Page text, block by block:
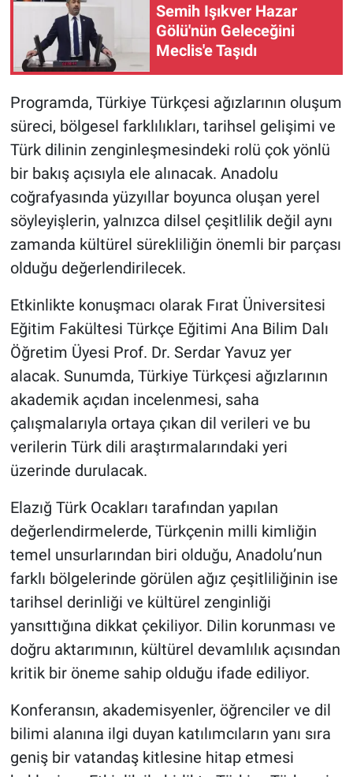
Semih Işıkver Hazar
Gölü'nün Geleceğini
Meclis'e Taşıdı
Programda, Türkiye Türkçesi ağızlarının oluşum
süreci, bölgesel farklılıkları, tarihsel gelişimi ve
Türk dilinin zenginleşmesindeki rolü çok yönlü
bir bakış açısıyla ele alınacak. Anadolu
coğrafyasında yüzyıllar boyunca oluşan yerel
söyleyişlerin, yalnızca dilsel çeşitlilik değil aynı
zamanda kültürel sürekliliğin önemli bir parçası
olduğu değerlendirilecek.
Etkinlikte konuşmacı olarak Fırat Üniversitesi
Eğitim Fakültesi Türkçe Eğitimi Ana Bilim Dalı
Öğretim Üyesi Prof. Dr. Serdar Yavuz yer
alacak. Sunumda, Türkiye Türkçesi ağızlarının
akademik açıdan incelenmesi, saha
çalışmalarıyla ortaya çıkan dil verileri ve bu
verilerin Türk dili araştırmalarındaki yeri
üzerinde durulacak.
Elazığ Türk Ocakları tarafından yapılan
değerlendirmelerde, Türkçenin milli kimliğin
temel unsurlarından biri olduğu, Anadolu’nun
farklı bölgelerinde görülen ağız çeşitliliğinin ise
tarihsel derinliği ve kültürel zenginliği
yansıttığına dikkat çekiliyor. Dilin korunması ve
doğru aktarımının, kültürel devamlılık açısından
kritik bir öneme sahip olduğu ifade ediliyor.
Konferansın, akademisyenler, öğrenciler ve dil
bilimi alanına ilgi duyan katılımcıların yanı sıra
geniş bir vatandaş kitlesine hitap etmesi